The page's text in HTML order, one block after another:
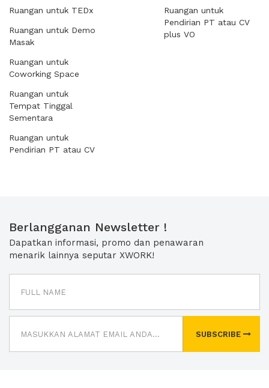
Ruangan untuk TEDx
Ruangan untuk Demo
Masak
Ruangan untuk
Coworking Space
Ruangan untuk
Tempat Tinggal
Sementara
Ruangan untuk
Pendirian PT atau CV
Ruangan untuk
Pendirian PT atau CV
plus VO
Berlangganan Newsletter !
Dapatkan informasi, promo dan penawaran
menarik lainnya seputar XWORK!
SUBSCRIBE